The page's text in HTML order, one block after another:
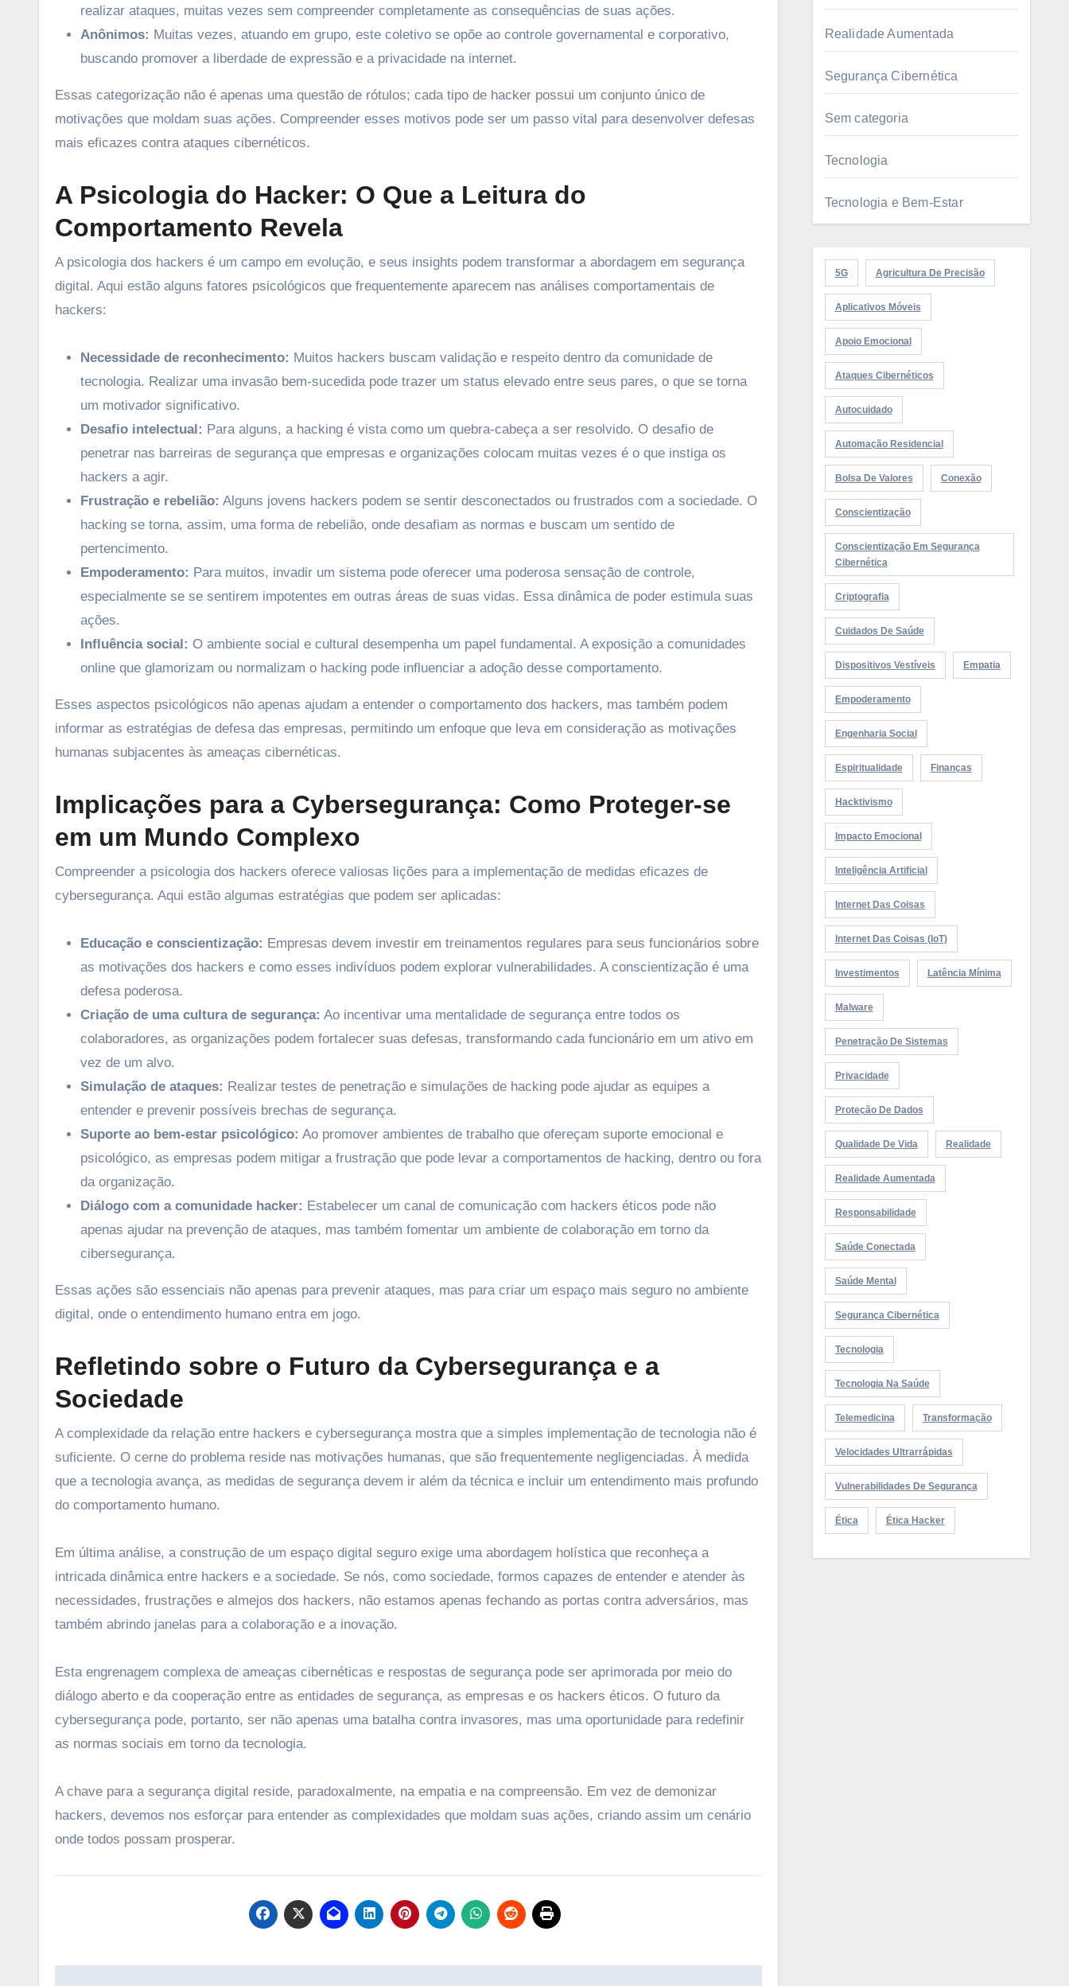
realizar ataques, muitas vezes sem compreender completamente as consequências de suas ações.
Anônimos: Muitas vezes, atuando em grupo, este coletivo se opõe ao controle governamental e corporativo,
buscando promover a liberdade de expressão e a privacidade na internet.
Essas categorização não é apenas uma questão de rótulos; cada tipo de hacker possui um conjunto único de
motivações que moldam suas ações. Compreender esses motivos pode ser um passo vital para desenvolver defesas
mais eficazes contra ataques cibernéticos.
A Psicologia do Hacker: O Que a Leitura do
Comportamento Revela
A psicologia dos hackers é um campo em evolução, e seus insights podem transformar a abordagem em segurança
digital. Aqui estão alguns fatores psicológicos que frequentemente aparecem nas análises comportamentais de
hackers:
Necessidade de reconhecimento: Muitos hackers buscam validação e respeito dentro da comunidade de
tecnologia. Realizar uma invasão bem-sucedida pode trazer um status elevado entre seus pares, o que se torna
um motivador significativo.
Desafio intelectual: Para alguns, a hacking é vista como um quebra-cabeça a ser resolvido. O desafio de
penetrar nas barreiras de segurança que empresas e organizações colocam muitas vezes é o que instiga os
hackers a agir.
Frustração e rebelião: Alguns jovens hackers podem se sentir desconectados ou frustrados com a sociedade. O
hacking se torna, assim, uma forma de rebelião, onde desafiam as normas e buscam um sentido de
pertencimento.
Empoderamento: Para muitos, invadir um sistema pode oferecer uma poderosa sensação de controle,
especialmente se se sentirem impotentes em outras áreas de suas vidas. Essa dinâmica de poder estimula suas
ações.
Influência social: O ambiente social e cultural desempenha um papel fundamental. A exposição a comunidades
online que glamorizam ou normalizam o hacking pode influenciar a adoção desse comportamento.
Esses aspectos psicológicos não apenas ajudam a entender o comportamento dos hackers, mas também podem
informar as estratégias de defesa das empresas, permitindo um enfoque que leva em consideração as motivações
humanas subjacentes às ameaças cibernéticas.
Implicações para a Cybersegurança: Como Proteger-se
em um Mundo Complexo
Compreender a psicologia dos hackers oferece valiosas lições para a implementação de medidas eficazes de
cybersegurança. Aqui estão algumas estratégias que podem ser aplicadas:
Educação e conscientização: Empresas devem investir em treinamentos regulares para seus funcionários sobre
as motivações dos hackers e como esses indivíduos podem explorar vulnerabilidades. A conscientização é uma
defesa poderosa.
Criação de uma cultura de segurança: Ao incentivar uma mentalidade de segurança entre todos os
colaboradores, as organizações podem fortalecer suas defesas, transformando cada funcionário em um ativo em
vez de um alvo.
Simulação de ataques: Realizar testes de penetração e simulações de hacking pode ajudar as equipes a
entender e prevenir possíveis brechas de segurança.
Suporte ao bem-estar psicológico: Ao promover ambientes de trabalho que ofereçam suporte emocional e
psicológico, as empresas podem mitigar a frustração que pode levar a comportamentos de hacking, dentro ou fora
da organização.
Diálogo com a comunidade hacker: Estabelecer um canal de comunicação com hackers éticos pode não
apenas ajudar na prevenção de ataques, mas também fomentar um ambiente de colaboração em torno da
cibersegurança.
Essas ações são essenciais não apenas para prevenir ataques, mas para criar um espaço mais seguro no ambiente
digital, onde o entendimento humano entra em jogo.
Refletindo sobre o Futuro da Cybersegurança e a
Sociedade
A complexidade da relação entre hackers e cybersegurança mostra que a simples implementação de tecnologia não é
suficiente. O cerne do problema reside nas motivações humanas, que são frequentemente negligenciadas. À medida
que a tecnologia avança, as medidas de segurança devem ir além da técnica e incluir um entendimento mais profundo
do comportamento humano.
Em última análise, a construção de um espaço digital seguro exige uma abordagem holística que reconheça a
intricada dinâmica entre hackers e a sociedade. Se nós, como sociedade, formos capazes de entender e atender às
necessidades, frustrações e almejos dos hackers, não estamos apenas fechando as portas contra adversários, mas
também abrindo janelas para a colaboração e a inovação.
Esta engrenagem complexa de ameaças cibernéticas e respostas de segurança pode ser aprimorada por meio do
diálogo aberto e da cooperação entre as entidades de segurança, as empresas e os hackers éticos. O futuro da
cybersegurança pode, portanto, ser não apenas uma batalha contra invasores, mas uma oportunidade para redefinir
as normas sociais em torno da tecnologia.
A chave para a segurança digital reside, paradoxalmente, na empatia e na compreensão. Em vez de demonizar
hackers, devemos nos esforçar para entender as complexidades que moldam suas ações, criando assim um cenário
onde todos possam prosperar.
Realidade Aumentada
Segurança Cibernética
Sem categoria
Tecnologia
Tecnologia e Bem-Estar
5G Agricultura De Precisão
Aplicativos Móveis
Apoio Emocional
Ataques Cibernéticos
Autocuidado
Automação Residencial
Bolsa De Valores Conexão
Conscientização
Conscientização Em Segurança
Cibernética
Criptografia
Cuidados De Saúde
Dispositivos Vestíveis Empatia
Empoderamento
Engenharia Social
Espiritualidade Finanças
Hacktivismo
Impacto Emocional
Inteligência Artificial
Internet Das Coisas
Internet Das Coisas (IoT)
Investimentos Latência Mínima
Malware
Penetração De Sistemas
Privacidade
Proteção De Dados
Qualidade De Vida Realidade
Realidade Aumentada
Responsabilidade
Saúde Conectada
Saúde Mental
Segurança Cibernética
Tecnologia
Tecnologia Na Saúde
Telemedicina Transformação
Velocidades Ultrarrápidas
Vulnerabilidades De Segurança
Ética Ética Hacker